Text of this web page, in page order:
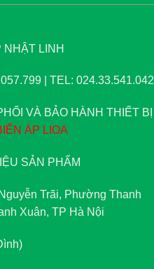
NHẬT LINH
| TEL: 024.33.541.042
VÀ BẢO HÀNH THIẾT BỊ
ÁP LIOA
SẢN PHẨM
Trãi, Phường Thanh
Xuân, TP Hà Nội